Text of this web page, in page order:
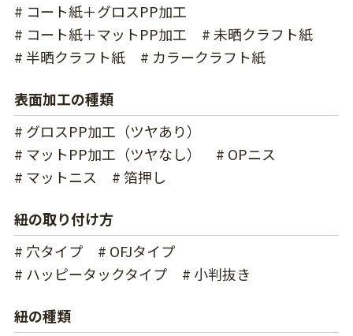
# コート紙＋グロスPP加工
# コート紙＋マットPP加工
# 未晒クラフト紙
# 半晒クラフト紙
# カラークラフト紙
表面加工の種類
# グロスPP加工（ツヤあり）
# マットPP加工（ツヤなし）
# OPニス
# マットニス
# 箔押し
紐の取り付け方
# 穴タイプ
# OFJタイプ
# ハッピータックタイプ
# 小判抜き
紐の種類